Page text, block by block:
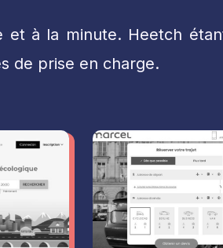
à la minute. Heetch
de prise en charge.